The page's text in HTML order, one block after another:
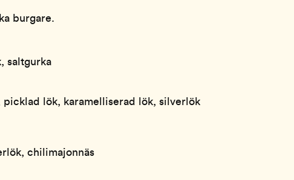
burgare.
saltgurka
lök, karamelliserad lök, silverlök
chilimajonnäs